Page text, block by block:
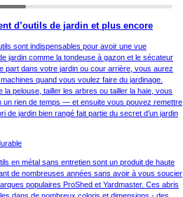
d’outils de jardin et plus encore
sont indispensables pour avoir une vue
jardin comme la tondeuse à gazon et le sécateur
part dans votre jardin ou cour arrière, vous aurez
quand vous voulez faire du jardinage.
pelouse, tailler les arbres ou tailler la haie, vous
un rien de temps — et ensuite vous pouvez remettre
de jardin bien rangé fait partie du secret d’un jardin
en métal sans entretien sont un produit de haute
de nombreuses années sans avoir à vous soucier
populaires ProShed et Yardmaster. Ces abris